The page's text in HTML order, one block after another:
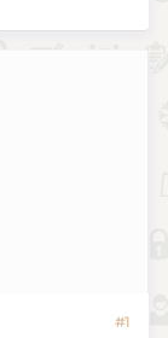
#1